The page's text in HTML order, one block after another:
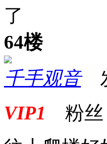
了
64楼
千手观音发
VIP1 粉丝